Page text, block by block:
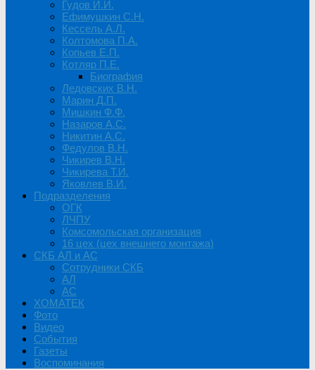
Гудов И.И.
Ефимушкин С.Н.
Кессель А.Л.
Колтомова П.А.
Копьев Е.П.
Котляр П.Е.
Биография
Ледовских В.Н.
Марин Д.П.
Мишкин Ф.Ф.
Назаров А.С.
Никитин А.С.
Федулов В.Н.
Чикирев В.Н.
Чикирева Т.И.
Яковлев В.И.
Подразделения
ОГК
ЛЧПУ
Комсомольская организация
16 цех (цех внешнего монтажа)
СКБ АЛ и АС
Сотрудники СКБ
АЛ
АС
ХОМАТЕК
Фото
Видео
События
Газеты
Воспоминания